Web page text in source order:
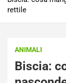
rettile
ANIMALI
Biscia: